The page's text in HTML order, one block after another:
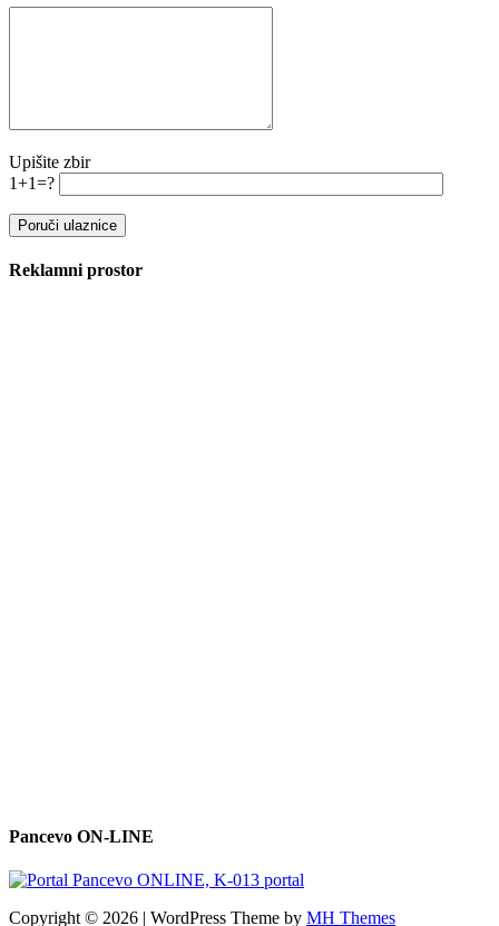
Upišite zbir
1+1=?
Reklamni prostor
Pancevo ON-LINE
Copyright © 2026 | WordPress Theme by MH Themes